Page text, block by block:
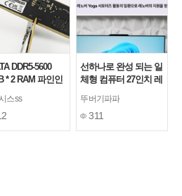
DDR5-5600
* 2 RAM 파인인
후기
스ss
선하나로 완성 되는 일
체형 컴퓨터 27인치 레
IdeaCentre AIO 실 사
용기(27ILL11)
뚜버기파파
311